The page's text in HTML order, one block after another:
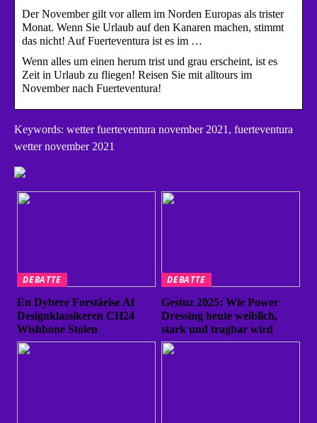
Der November gilt vor allem im Norden Europas als trister
Monat. Wenn Sie Urlaub auf den Kanaren machen, stimmt
das nicht! Auf Fuerteventura ist es im …
Wenn alles um einen herum trist und grau erscheint, ist es
Zeit in Urlaub zu fliegen! Reisen Sie mit alltours im
November nach Fuerteventura!
Keywords: wetter fuerteventura november 2021, fuerteventura
wetter november 2021
DEBATTE
En Dybere Forståelse Af
Designklassikeren CH24
Wishbone Stolen
DEBATTE
Gestuz 2025: Wie Power
Dressing heute weiblich,
stark und tragbar wird